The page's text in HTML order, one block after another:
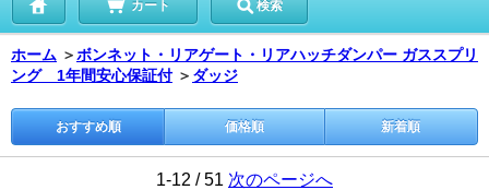
カート 検索
ホーム ＞ボンネット・リアゲート・リアハッチダンパー ガススプリ
ング 1年間安心保証付 ＞ ダッジ
おすすめ順 価格順 新着順
1-12 / 51 次のページへ